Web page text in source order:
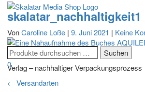
0
skalatar_nachhaltigkeit1
VonCaroline Loße | 9. Juni 2021 | Keine
Verlag – nachhaltiger Verpackungsprozess
Beitragsnavigation
← Versandarten